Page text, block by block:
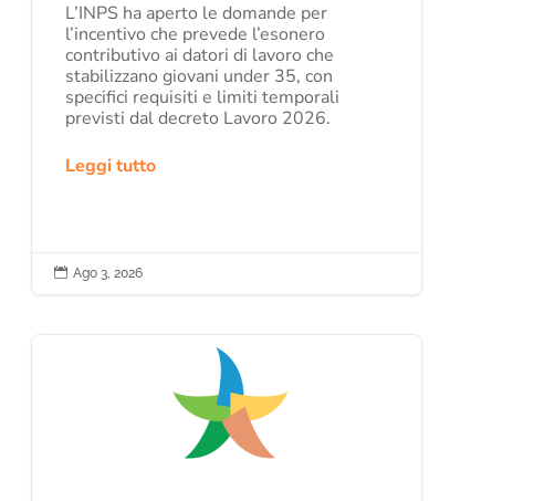
L’INPS ha aperto le domande per
l’incentivo che prevede l’esonero
contributivo ai datori di lavoro che
stabilizzano giovani under 35, con
specifici requisiti e limiti temporali
previsti dal decreto Lavoro 2026.
Leggi tutto
 Ago 3, 2026